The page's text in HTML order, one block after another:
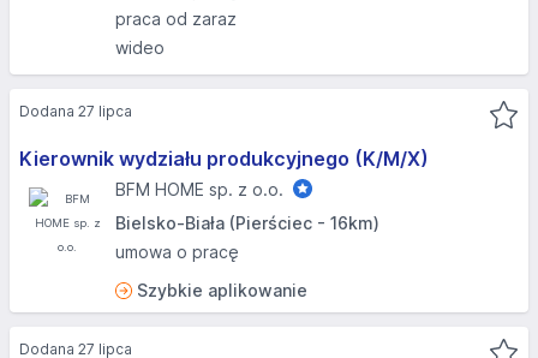
praca od zaraz
wideo
Kierownik wydziału produkcyjnego (K/M/X)
BFM HOME sp. z o.o.
Bielsko-Biała (Pierściec - 16km)
umowa o pracę
Szybkie aplikowanie
Dodana 27 lipca
Dodana 27 lipca